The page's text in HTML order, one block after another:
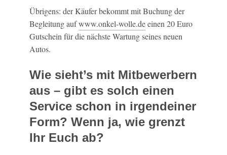
Übrigens: der Käufer bekommt mit Buchung der
Begleitung aufwww.onkel-wolle.deeinen 20 Euro
Gutschein für die nächste Wartung seines neuen
Autos.
Wie sieht’s mit Mitbewerbern
aus – gibt es solch einen
Service schon in irgendeiner
Form? Wenn ja, wie grenzt
Ihr Euch ab?